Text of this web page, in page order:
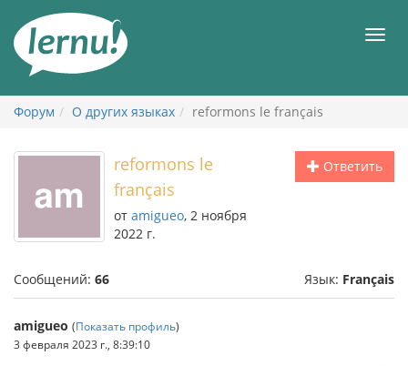
содержанию
Форум О других языках reformons le français
Ответить
reformons le
français
от amigueo, 2 ноября
2022 г.
Сообщений: 66 Язык: Français
amigueo (Показать профиль)
3 февраля 2023 г., 8:39:10